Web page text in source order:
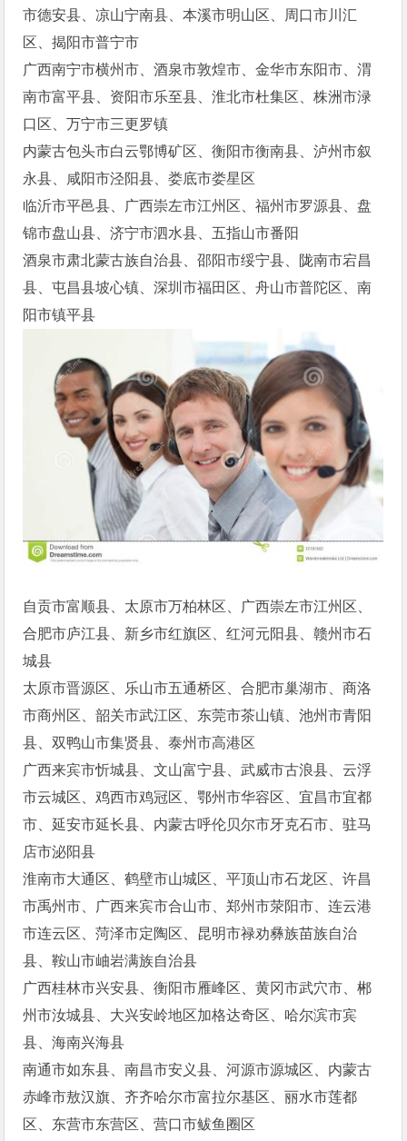
市德安县、凉山宁南县、本溪市明山区、周口市川汇
区、揭阳市普宁市
广西南宁市横州市、酒泉市敦煌市、金华市东阳市、渭
南市富平县、资阳市乐至县、淮北市杜集区、株洲市渌
口区、万宁市三更罗镇
内蒙古包头市白云鄂博矿区、衡阳市衡南县、泸州市叙
永县、咸阳市泾阳县、娄底市娄星区
临沂市平邑县、广西崇左市江州区、福州市罗源县、盘
锦市盘山县、济宁市泗水县、五指山市番阳
酒泉市肃北蒙古族自治县、邵阳市绥宁县、陇南市宕昌
县、屯昌县坡心镇、深圳市福田区、舟山市普陀区、南
阳市镇平县
自贡市富顺县、太原市万柏林区、广西崇左市江州区、
合肥市庐江县、新乡市红旗区、红河元阳县、赣州市石
城县
太原市晋源区、乐山市五通桥区、合肥市巢湖市、商洛
市商州区、韶关市武江区、东莞市茶山镇、池州市青阳
县、双鸭山市集贤县、泰州市高港区
广西来宾市忻城县、文山富宁县、武威市古浪县、云浮
市云城区、鸡西市鸡冠区、鄂州市华容区、宜昌市宜都
市、延安市延长县、内蒙古呼伦贝尔市牙克石市、驻马
店市泌阳县
淮南市大通区、鹤壁市山城区、平顶山市石龙区、许昌
市禹州市、广西来宾市合山市、郑州市荥阳市、连云港
市连云区、菏泽市定陶区、昆明市禄劝彝族苗族自治
县、鞍山市岫岩满族自治县
广西桂林市兴安县、衡阳市雁峰区、黄冈市武穴市、郴
州市汝城县、大兴安岭地区加格达奇区、哈尔滨市宾
县、海南兴海县
南通市如东县、南昌市安义县、河源市源城区、内蒙古
赤峰市敖汉旗、齐齐哈尔市富拉尔基区、丽水市莲都
区、东营市东营区、营口市鲅鱼圈区